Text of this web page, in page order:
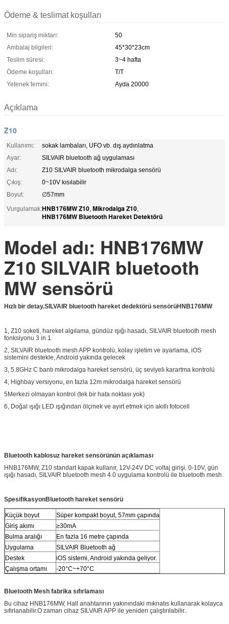
Ödeme & teslimat koşulları
Min sipariş miktarı:
50
Ambalaj bilgileri:
45*30*23cm
Teslim süresi:
3~4 hafta
Ödeme koşulları:
T/T
Yetenek temini:
Ayda 20000
Açıklama
Z10
Kullanımı:
sokak lambaları, UFO vb. dış aydınlatma
Ayar:
SILVAIR bluetooth ağ uygulaması
Adı:
Z10 SILVAIR bluetooth mikrodalga sensörü
Çıkış:
0~10V kısılabilir
Boyut:
∅57mm
Vurgulamak:HNB176MW Z10, Mikrodalga Z10,
HNB176MW Bluetooth Hareket Detektörü
Model adı: HNB176MW
Z10 SILVAIR bluetooth
MW sensörü
Hızlı bir detay.SILVAIR bluetooth hareket dedektörü sensörüHNB176MW
1, Z10 soketi, hareket algılama, gündüz ışığı hasadı, SILVAIR bluetooth mesh
fonksiyonu 3 in 1
2, SILVAIR bluetooth mesh APP kontrolü, kolay işletim ve ayarlama, iOS
sistemini destekle, Android yakında gelecek
3, 5.8GHz C bantı mikrodalga hareket sensörü, üç seviyeli karartma kontrolü
4, Highbay versiyonu, en fazla 12m mikrodalga hareket sensörü
5Merkezi olmayan kontrol (tek bir hata noktası yok)
6, Doğal ışığı LED ışığından ölçmek ve ayırt etmek için akıllı fotocell
Bluetooth kablosuz hareket sensörünün açıklaması
HNB176MW, Z10 standart kapak kullanır, 12V-24V DC voltaj girişi, 0-10V, gün
ışığı hasadı, SILVAIR bluetooth mesh 4.0 uygulama kontrolü ile bluetooth mesh.
SpesifikasyonBluetooth hareket sensörü
Küçük boyut
Süper kompakt boyut, 57mm çapında
Giriş akımı
≥30mA
Bulma aralığı
En fazla 16 metre çapında
Uygulama
SILVAIR Bluetooth ağ
Destek
iOS sistemi, Android yakında geliyor.
Çalışma ortamı
-20°C~+70°C
Bluetooth Mesh fabrika sıfırlaması
Bu cihaz HNB176MW, Hall anahtarının yakınındaki mıknatıs kullanarak kolayca
sıfırlanabilir.O zaman cihaz SILVAIR APP ile yeniden çalıştırılabilir..